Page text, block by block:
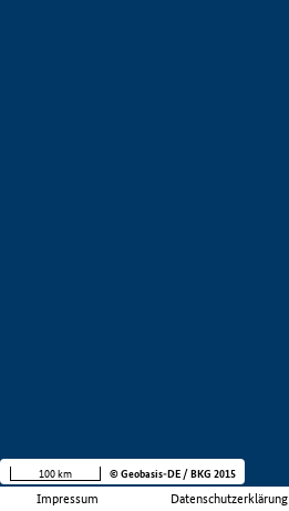
Impressum Datenschutzerklärung
100 km © Geobasis-DE / BKG 2015